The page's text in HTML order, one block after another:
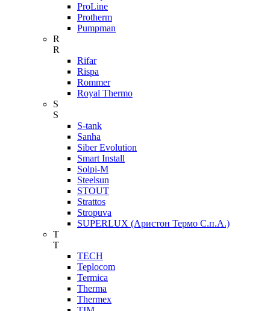
ProLine
Protherm
Pumpman
R
R
Rifar
Rispa
Rommer
Royal Thermo
S
S
S-tank
Sanha
Siber Evolution
Smart Install
Solpi-M
Steelsun
STOUT
Strattos
Stropuva
SUPERLUX (Аристон Термо С.п.А.)
T
T
TECH
Teplocom
Termica
Therma
Thermex